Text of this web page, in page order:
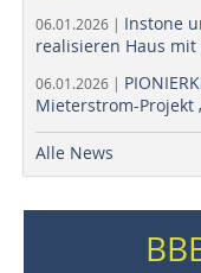
06.01.2026 | Instone
realisieren Haus
06.01.2026 |
Mieterstrom-Projekt
Alle News